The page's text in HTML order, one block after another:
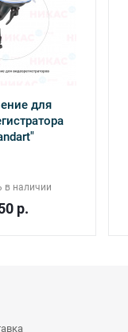
для
в наличии
р.